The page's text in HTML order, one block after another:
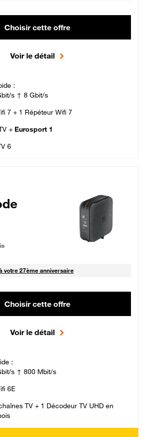
Choisir cette offre
Voir le détail
:
s ↑ 8 Gbit/s
7 + 1 Répéteur Wifi 7
+ Eurosport 1
6
Fibre_18_26
0 mois puis 49,99 € par mois, Sans engagement
mois
votre 27ème anniversaire
Choisir cette offre
Voir le détail
:
s ↑ 800 Mbit/s
6E
TV + 1 Décodeur TV UHD en